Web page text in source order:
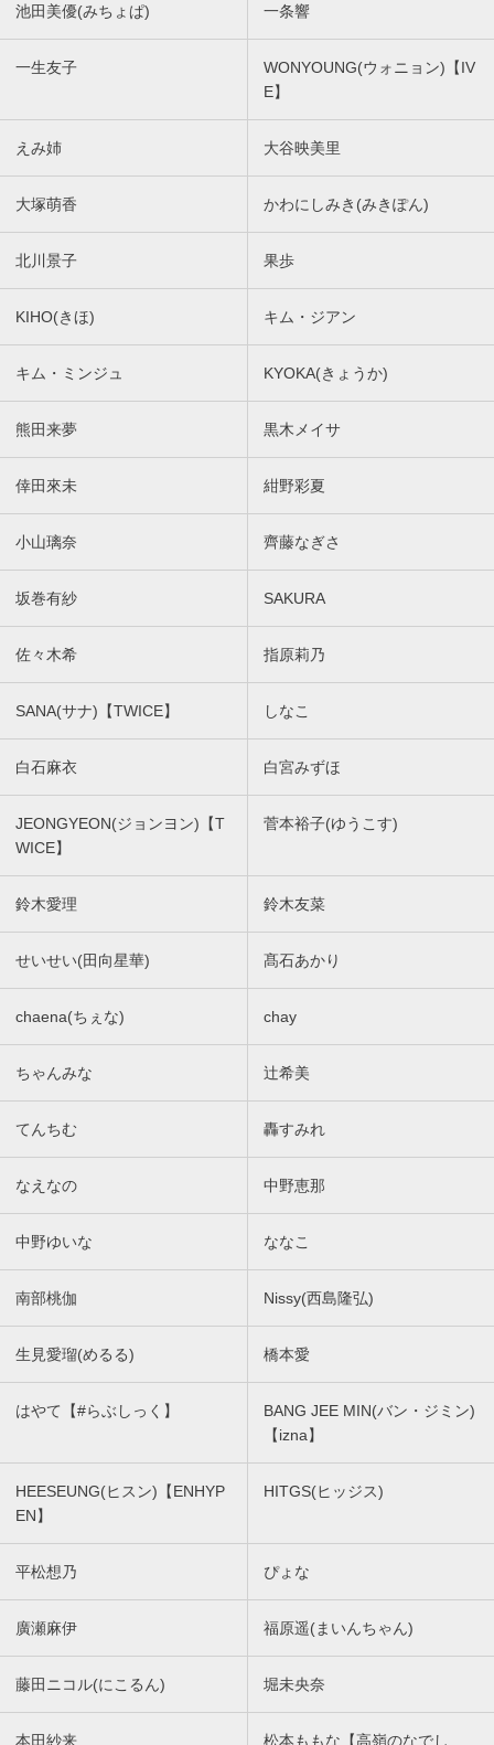
池田美優(みちょぱ) 一条響
一生友子
WONYOUNG(ウォニョン)【IV
E】
えみ姉 大谷映美里
大塚萌香 かわにしみき(みきぽん)
北川景子 果歩
KIHO(きほ) キム・ジアン
キム・ミンジュ KYOKA(きょうか)
熊田来夢 黒木メイサ
倖田來未 紺野彩夏
小山璃奈 齊藤なぎさ
坂巻有紗 SAKURA
佐々木希 指原莉乃
SANA(サナ)【TWICE】 しなこ
白石麻衣 白宮みずほ
JEONGYEON(ジョンヨン)【T
WICE】
菅本裕子(ゆうこす)
鈴木愛理 鈴木友菜
せいせい(田向星華) 髙石あかり
chaena(ちぇな) chay
ちゃんみな 辻希美
てんちむ 轟すみれ
なえなの 中野恵那
中野ゆいな ななこ
南部桃伽 Nissy(西島隆弘)
生見愛瑠(めるる) 橋本愛
はやて【#らぶしっく】
BANG JEE MIN(バン・ジミン)
【izna】
HEESEUNG(ヒスン)【ENHYP
EN】
HITGS(ヒッジス)
平松想乃 ぴょな
廣瀬麻伊 福原遥(まいんちゃん)
藤田ニコル(にこるん) 堀未央奈
本田紗来 松本ももな【高嶺のなでし